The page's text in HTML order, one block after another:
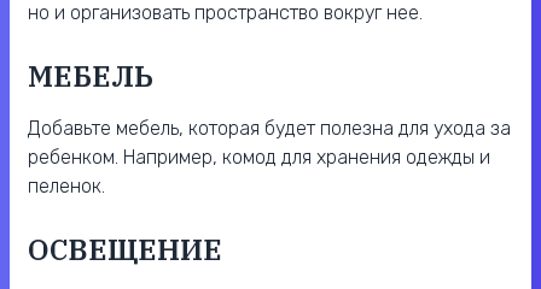
но и организовать пространство вокруг нее.
МЕБЕЛЬ
Добавьте мебель, которая будет полезна для ухода за
ребенком. Например, комод для хранения одежды и
пеленок.
ОСВЕЩЕНИЕ